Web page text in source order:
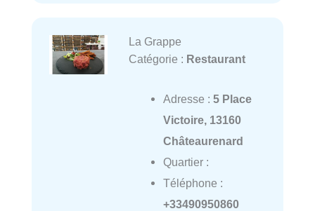
La Grappe
Catégorie : Restaurant
Adresse : 5 Place
Victoire, 13160
Châteaurenard
Quartier :
Téléphone :
+33490950860